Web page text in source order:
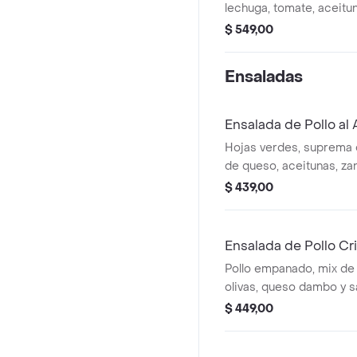
lechuga, tomate,
casero.
$ 549,00
Ensaladas
Ensalada de Pollo al
Hojas verdes, suprema
de queso, aceitunas,
alioli.
$ 439,00
Ensalada de Pollo
Pollo empanado, mix
olivas, queso dambo y
$ 449,00